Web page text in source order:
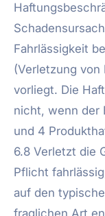
Fahrlässigkeit
(Verletzung von
vorliegt. Die
nicht, wenn der
und 4
6.8 Verletzt die
Pflicht
auf den
fraglichen Art